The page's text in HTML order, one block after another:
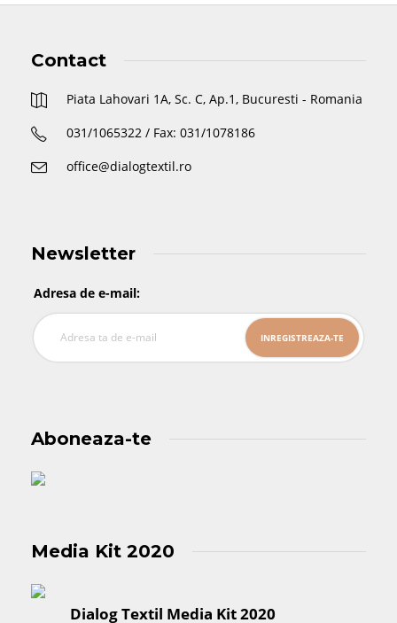
Contact
Piata Lahovari 1A, Sc. C, Ap.1, Bucuresti - Romania
031/1065322 / Fax: 031/1078186
office@dialogtextil.ro
Newsletter
Adresa de e-mail:
Aboneaza-te
Media Kit 2020
Dialog Textil Media Kit 2020